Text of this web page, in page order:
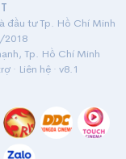
đầu tư Tp. Hồ Chí Minh
2018
Tp. Hồ Chí Minh
· Liên hệ · v8.1